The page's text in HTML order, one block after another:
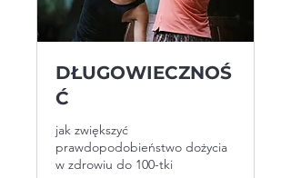
DŁUGOWIECZNOŚ
Ć
jak zwiększyć
prawdopodobieństwo dożycia
w zdrowiu do 100-tki